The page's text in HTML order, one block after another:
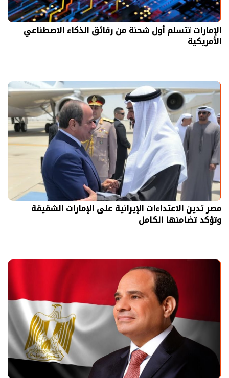
الإمارات تتسلم أول شحنة من رقائق الذكاء الاصطناعي
الأمريكية
مصر تدين الاعتداءات الإيرانية على الإمارات الشقيقة
وتؤكد تضامنها الكامل